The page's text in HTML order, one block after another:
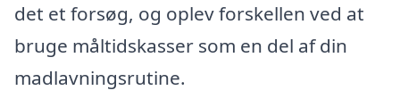
det et forsøg, og oplev forskellen ved at
bruge måltidskasser som en del af din
madlavningsrutine.